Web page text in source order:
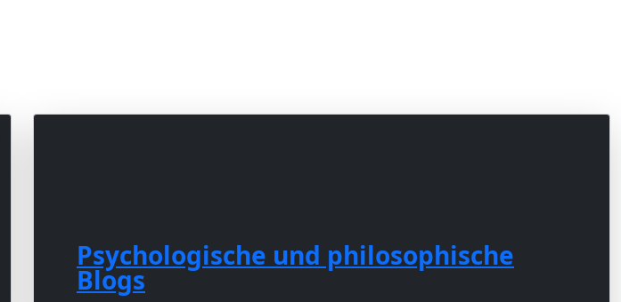
Psychologische und philosophische
Blogs